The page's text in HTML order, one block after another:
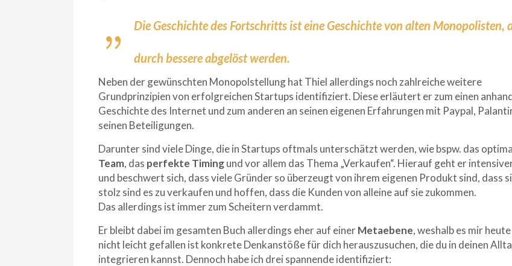
Die Geschichte des Fortschritts ist eine Geschichte von alten Monopolisten,
durch bessere abgelöst werden.
Neben der gewünschten Monopolstellung hat Thiel allerdings noch zahlreiche weitere
Grundprinzipien von erfolgreichen Startups identifiziert. Diese erläutert er zum einen
Geschichte des Internet und zum anderen an seinen eigenen Erfahrungen mit Paypal,
seinen Beteiligungen.
Darunter sind viele Dinge, die in Startups oftmals unterschätzt werden, wie bspw. das
Team, das perfekte Timingund vor allem das Thema „Verkaufen“. Hierauf geht er
und beschwert sich, dass viele Gründer so überzeugt von ihrem eigenen Produkt sind, dass
stolz sind es zu verkaufen und hoffen, dass die Kunden von alleine auf sie zukommen.
Das allerdings ist immer zum Scheitern verdammt.
Er bleibt dabei im gesamten Buch allerdings eher auf einerMetaebene, weshalb es mir heute
nicht leicht gefallen ist konkrete Denkanstöße für dich herauszusuchen, die du in deinen
integrieren kannst. Dennoch habe ich drei spannende identifiziert: